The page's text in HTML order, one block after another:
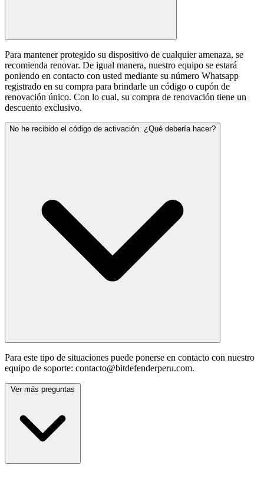
Para mantener protegido su dispositivo de cualquier amenaza, se
recomienda renovar. De igual manera, nuestro equipo se estará
poniendo en contacto con usted mediante su número Whatsapp
registrado en su compra para brindarle un código o cupón de
renovación único. Con lo cual, su compra de renovación tiene un
descuento exclusivo.
No he recibido el código de activación. ¿Qué debería hacer?
Para este tipo de situaciones puede ponerse en contacto con nuestro
equipo de soporte: contacto@bitdefenderperu.com.
Ver más preguntas